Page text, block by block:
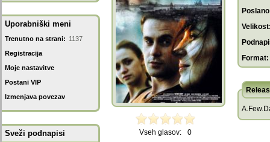
Uporabniški meni
Trenutno na strani: 1137
Registracija
Moje nastavitve
Postani VIP
Izmenjava povezav
Sveži podnapisi Vseh glasov: 0
Format: